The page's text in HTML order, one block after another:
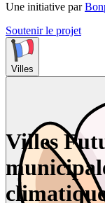
Une initiative par
Soutenir le projet
Villes
Villes